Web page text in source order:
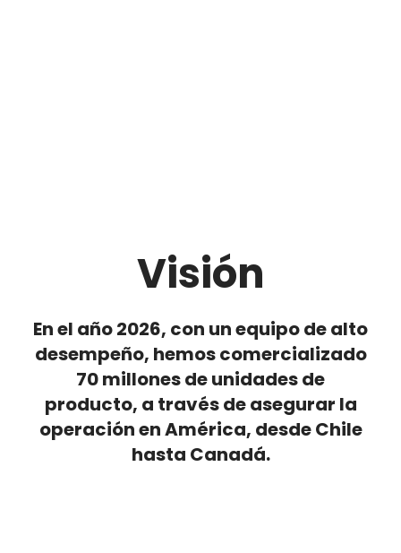
Visión
En el año 2026, con un equipo de alto
desempeño, hemos comercializado
70 millones de unidades de
producto, a través de asegurar la
operación en América, desde Chile
hasta Canadá.